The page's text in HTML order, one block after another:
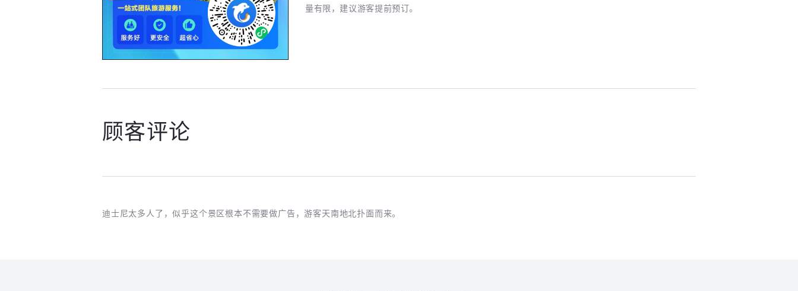
量有限，建议游客提前预订。
顾客评论
迪士尼太多人了，似乎这个景区根本不需要做广告，游客天南地北扑面而来。